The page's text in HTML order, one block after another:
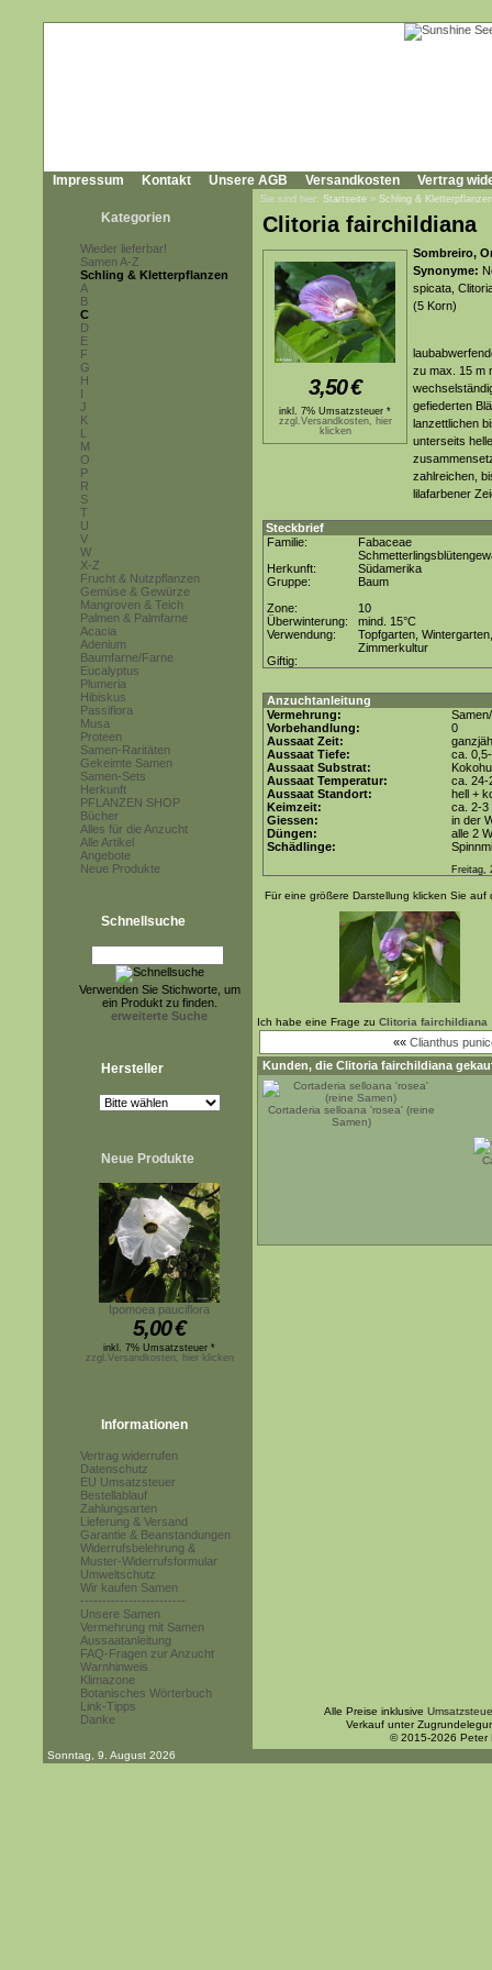
Impressum Kontakt Unsere AGB Versandkosten Vertrag
Kategorien
Wieder lieferbar!
Samen A-Z
Schling & Kletterpflanzen
A
B
C
D
E
F
G
H
I
J
K
L
M
O
P
R
S
T
U
V
W
X-Z
Frucht & Nutzpflanzen
Gemüse & Gewürze
Mangroven & Teich
Palmen & Palmfarne
Acacia
Adenium
Baumfarne/Farne
Eucalyptus
Plumeria
Hibiskus
Passiflora
Musa
Proteen
Samen-Raritäten
Gekeimte Samen
Samen-Sets
Herkunft
PFLANZEN SHOP
Bücher
Alles für die Anzucht
Alle Artikel
Angebote
Neue Produkte
Schnellsuche
Verwenden Sie Stichworte, um
ein Produkt zu finden.
erweiterte Suche
Hersteller
Neue Produkte
Ipomoea pauciflora
5,00€
inkl. 7% Umsatzsteuer *
zzgl.Versandkosten, hier klicken
Informationen
Vertrag widerrufen
Datenschutz
EU Umsatzsteuer
Bestellablauf
Zahlungsarten
Lieferung & Versand
Garantie & Beanstandungen
Widerrufsbelehrung &
Muster-Widerrufsformular
Umweltschutz
Wir kaufen Samen
------------------------
Unsere Samen
Vermehrung mit Samen
Aussaatanleitung
FAQ-Fragen zur Anzucht
Warnhinweis
Klimazone
Botanisches Wörterbuch
Link-Tipps
Danke
Sie sind hier: Startseite » Schling & Kletterpflanzen
Clitoria fairchildiana
3,50€
inkl. 7% Umsatzsteuer *
zzgl.Versandkosten, hier
klicken
Sombreiro,
Synonyme:
spicata,
(5 Korn)
zu max. 15 m
gefiederten
lanzettlichen
unterseits
zahlreichen,
lilafarbener
Steckbrief
Familie:
Fabaceae
Herkunft:
Südamerika
Gruppe:
Baum
Zone:
10
Überwinterung:
mind. 15°C
Verwendung:
Topfgarten, Wintergarten,
Zimmerkultur
Giftig:
Anzuchtanleitung
Vermehrung:
Vorbehandlung:
0
Aussaat Zeit:
Aussaat Tiefe:
ca.
Aussaat Substrat:
Aussaat Temperatur:
ca. 24-
Aussaat Standort:
hell +
Keimzeit:
ca. 2-3
Giessen:
in der
Düngen:
alle 2
Schädlinge:
Freitag,
Für eine größere Darstellung klicken Sie auf
Ich habe eine Frage zu Clitoria fairchildiana
«« Clianthus
Kunden, die Clitoria fairchildiana
Cortaderia selloana 'rosea' (reine
Samen)
Alle Preise inklusive
Verkauf unter
© 2015-2026 Peter
Sonntag, 9. August 2026